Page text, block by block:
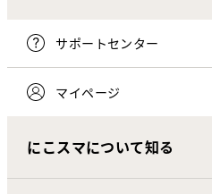
サポートセンター
マイページ
にこスマについて知る